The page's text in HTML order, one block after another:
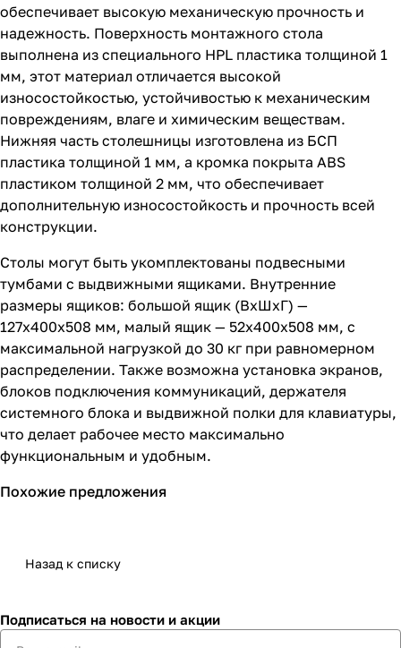
обеспечивает высокую механическую прочность и
надежность. Поверхность монтажного стола
выполнена из специального HPL пластика толщиной 1
мм, этот материал отличается высокой
износостойкостью, устойчивостью к механическим
повреждениям, влаге и химическим веществам.
Нижняя часть столешницы изготовлена из БСП
пластика толщиной 1 мм, а кромка покрыта ABS
пластиком толщиной 2 мм, что обеспечивает
дополнительную износостойкость и прочность всей
конструкции.
Столы могут быть укомплектованы подвесными
тумбами с выдвижными ящиками. Внутренние
размеры ящиков: большой ящик (ВхШхГ) —
127х400х508 мм, малый ящик — 52х400х508 мм, с
максимальной нагрузкой до 30 кг при равномерном
распределении. Также возможна установка экранов,
блоков подключения коммуникаций, держателя
системного блока и выдвижной полки для клавиатуры,
что делает рабочее место максимально
функциональным и удобным.
Похожие предложения
Назад к списку
Подписаться на новости и акции